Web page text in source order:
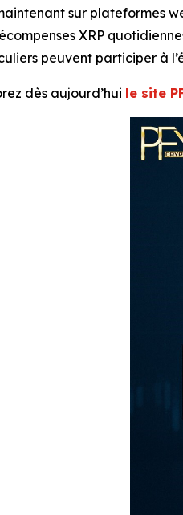
sur plateformes
XRP
peuvent participer à
dès aujourd’hui le site